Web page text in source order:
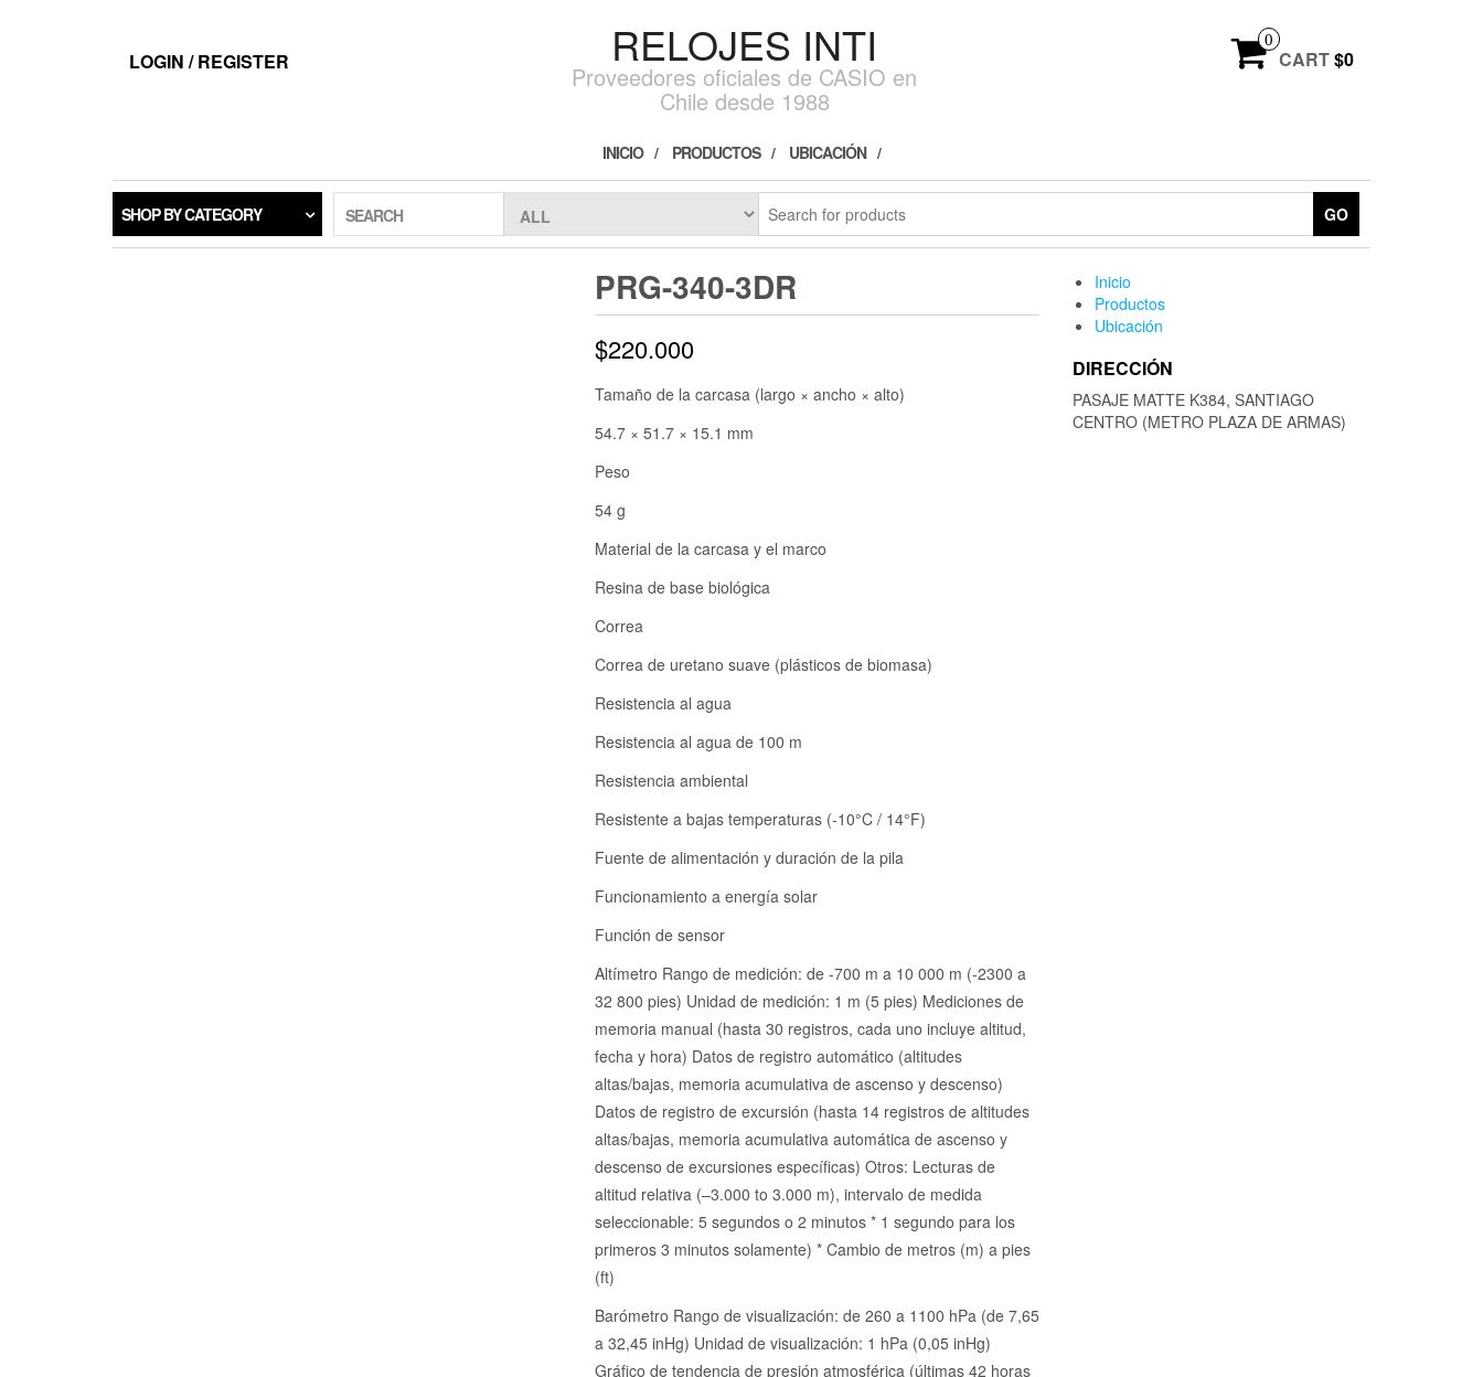
RELOJES INTI
Proveedores oficiales de CASIO en
Chile desde 1988
LOGIN / REGISTER
0
CART$0
INICIO PRODUCTOS UBICACIÓN
SHOP BY CATEGORY SEARCH GO
PRG-340-3DR
$220.000
Tamaño de la carcasa (largo × ancho × alto)
54.7 × 51.7 × 15.1 mm
Peso
54 g
Material de la carcasa y el marco
Resina de base biológica
Correa
Correa de uretano suave (plásticos de biomasa)
Resistencia al agua
Resistencia al agua de 100 m
Resistencia ambiental
Resistente a bajas temperaturas (-10°C / 14°F)
Fuente de alimentación y duración de la pila
Funcionamiento a energía solar
Función de sensor
Altímetro Rango de medición: de -700 m a 10 000 m (-2300 a
32 800 pies) Unidad de medición: 1 m (5 pies) Mediciones de
memoria manual (hasta 30 registros, cada uno incluye altitud,
fecha y hora) Datos de registro automático (altitudes
altas/bajas, memoria acumulativa de ascenso y descenso)
Datos de registro de excursión (hasta 14 registros de altitudes
altas/bajas, memoria acumulativa automática de ascenso y
descenso de excursiones específicas) Otros: Lecturas de
altitud relativa (–3.000 to 3.000 m), intervalo de medida
seleccionable: 5 segundos o 2 minutos * 1 segundo para los
primeros 3 minutos solamente) * Cambio de metros (m) a pies
(ft)
Barómetro Rango de visualización: de 260 a 1100 hPa (de 7,65
a 32,45 inHg) Unidad de visualización: 1 hPa (0,05 inHg)
Gráfico de tendencia de presión atmosférica (últimas 42 horas
Inicio
Productos
Ubicación
DIRECCIÓN
PASAJE MATTE K384, SANTIAGO
CENTRO (METRO PLAZA DE ARMAS)